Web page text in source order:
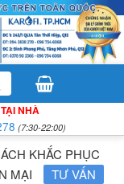
NHÀ
(7:30-22:00)
KHẮC PHỤC
MẠI TƯ VẤN